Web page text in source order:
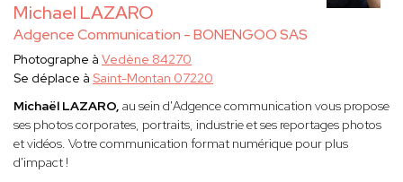
Michael LAZARO
Adgence Communication - BONENGOO SAS
Photographe à Vedène 84270
Se déplace à Saint-Montan 07220
Michaël LAZARO, au sein d'Adgence communication vous propose
ses photos corporates, portraits, industrie et ses reportages photos
et vidéos. Votre communication format numérique pour plus
d'impact !